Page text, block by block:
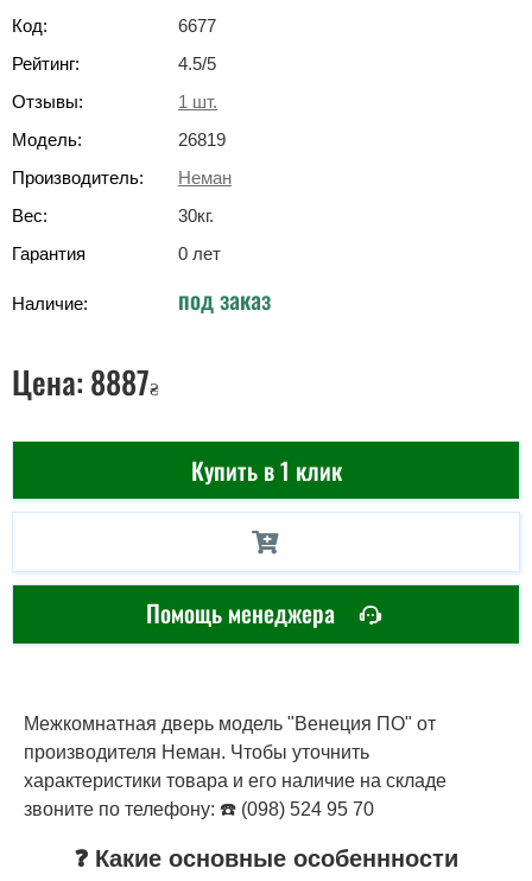
Код:
6677
Рейтинг:
4.5/5
Отзывы:
1 шт.
Модель:
26819
Производитель:
Неман
Вес:
30кг.
Гарантия
0 лет
Наличие: под заказ
Цена: 8887₴
Купить в 1 клик
Помощь менеджера
Межкомнатная дверь модель "Венеция ПО" от
производителя Неман. Чтобы уточнить
характеристики товара и его наличие на складе
звоните по телефону: ☎️ (098) 524 95 70
❓ Какие основные особеннности